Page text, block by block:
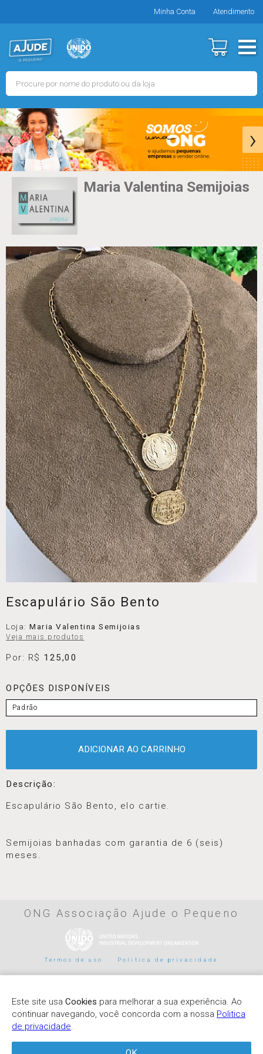
Minha Conta Atendimento
‹ ›
Maria Valentina Semijoias
Escapulário São Bento
Loja:Maria Valentina Semijoias
Veja mais produtos
Por: R$ 125,00
OPÇÕES DISPONÍVEIS
Padrão
ADICIONAR AO CARRINHO
Descrição:
Escapulário São Bento, elo cartie.
Semijoias banhadas com garantia de 6 (seis)
meses.
ONG Associação Ajude o Pequeno
Termos de uso Politica de privacidade
Este site usa Cookies para melhorar a sua experiência. Ao
continuar navegando, você concorda com a nossa Politica
de privacidade.